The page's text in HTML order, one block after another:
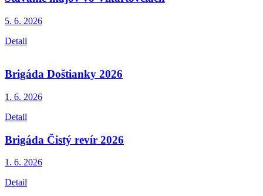
5. 6. 2026
Detail
Brigáda Doštianky 2026
1. 6. 2026
Detail
Brigáda Čistý revír 2026
1. 6. 2026
Detail